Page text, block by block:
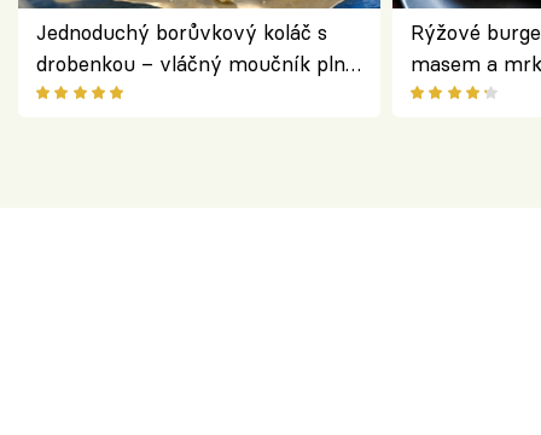
Jednoduchý borůvkový koláč s
drobenkou – vláčný moučník plný
ovoce
Rýžové
masem a
salátem –